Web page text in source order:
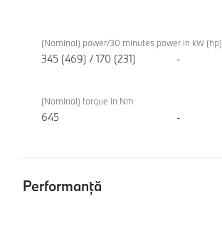
electrică
iX3 50
xDrive
(Nominal) power/30 minutes power in kW (hp)
345 (469) / 170 (231) -
(Nominal) torque in Nm
645 -
Performanţă